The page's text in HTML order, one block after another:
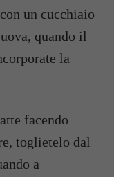
un cucchiaio
quando il
la
facendo
toglietelo dal
a